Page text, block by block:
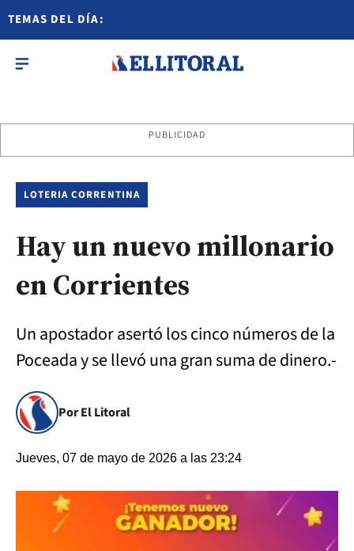
TEMAS DEL DÍA:
PUBLICIDAD
LOTERIA CORRENTINA
Hay un nuevo millonario
en Corrientes
Un apostador asertó los cinco números de la
Poceada y se llevó una gran suma de dinero.-
Por El Litoral
Jueves, 07 de mayo de 2026 a las 23:24